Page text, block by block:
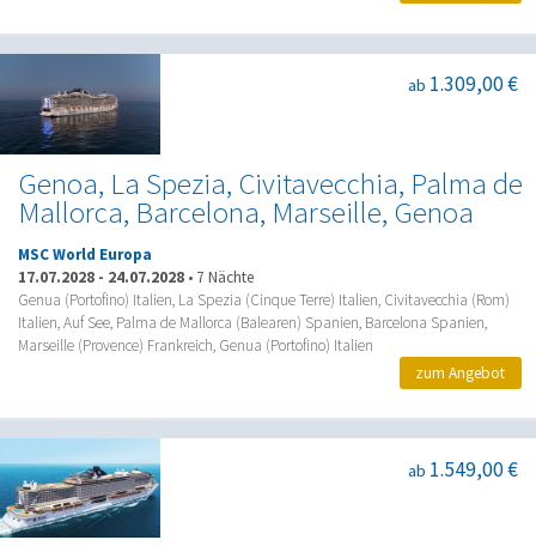
Genoa, La Spezia, Civitavecchia, Palma de
Mallorca, Barcelona, Marseille, Genoa
ab 1.309,00 €
MSC World Europa
17.07.2028 - 24.07.2028 • 7 Nächte
Genua (Portofino) Italien, La Spezia (Cinque Terre) Italien, Civitavecchia (Rom)
Italien, Auf See, Palma de Mallorca (Balearen) Spanien, Barcelona Spanien,
Marseille (Provence) Frankreich, Genua (Portofino) Italien
zum Angebot
ab 1.549,00 €